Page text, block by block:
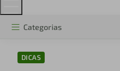
Categorias
DICAS